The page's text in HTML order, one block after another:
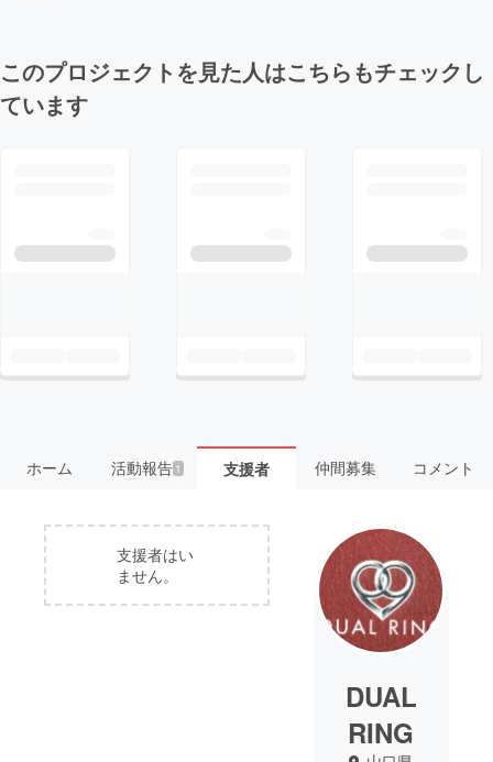
このプロジェクトを見た人はこちらもチェックし
ています
ホーム 活動報告1 支援者 仲間募集 コメント
支援者はい
ません。
DUAL
RING